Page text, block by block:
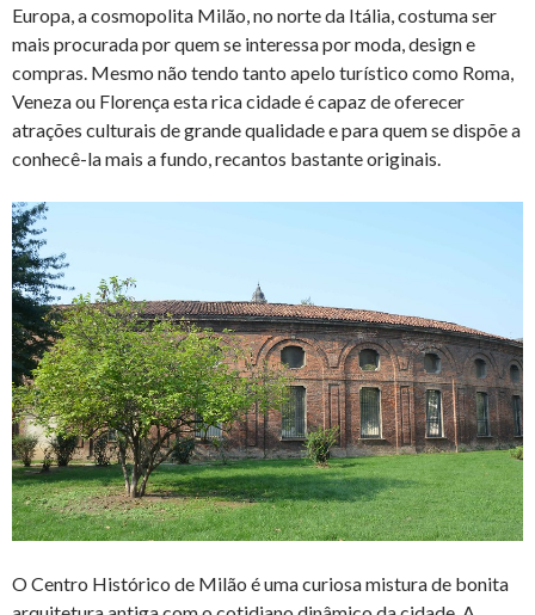
Europa, a cosmopolita Milão, no norte da Itália, costuma ser
mais procurada por quem se interessa por moda, design e
compras. Mesmo não tendo tanto apelo turístico como Roma,
Veneza ou Florença esta rica cidade é capaz de oferecer
atrações culturais de grande qualidade e para quem se dispõe a
conhecê-la mais a fundo, recantos bastante originais.
O Centro Histórico de Milão é uma curiosa mistura de bonita